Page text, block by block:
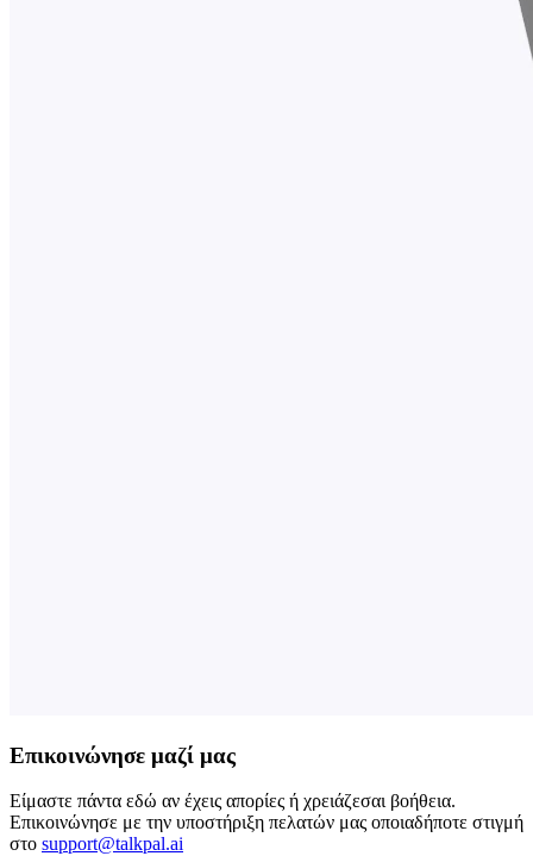
Επικοινώνησε μαζί μας
Είμαστε πάντα εδώ αν έχεις απορίες ή χρειάζεσαι βοήθεια.
Επικοινώνησε με την υποστήριξη πελατών μας οποιαδήποτε στιγμή
στο support@talkpal.ai